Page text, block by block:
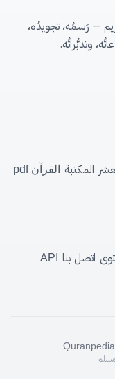
— رَسمُه، تجويدُه،
وتدبُّراتُه.
المكتبة القرآن pdf
اتصل بنا
API
مسلم